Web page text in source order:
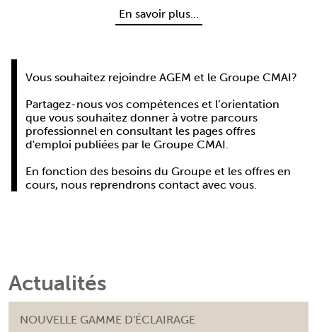
En savoir plus...
Vous souhaitez rejoindre AGEM et le Groupe CMAI?
Partagez-nous vos compétences et l’orientation
que vous souhaitez donner à votre parcours
professionnel en consultant les pages offres
d'emploi publiées par le Groupe CMAI.
En fonction des besoins du Groupe et les offres en
cours, nous reprendrons contact avec vous.
Actualités
NOUVELLE GAMME D'ÉCLAIRAGE